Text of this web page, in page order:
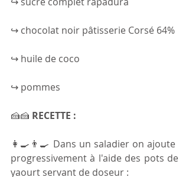
↪ chocolat noir pâtisserie Corsé 64%
↪ huile de coco
↪ pommes
🍰🍰 RECETTE :
👩‍🍳👨‍🍳 Dans un saladier on ajoute
progressivement à l'aide des pots de
yaourt servant de doseur :